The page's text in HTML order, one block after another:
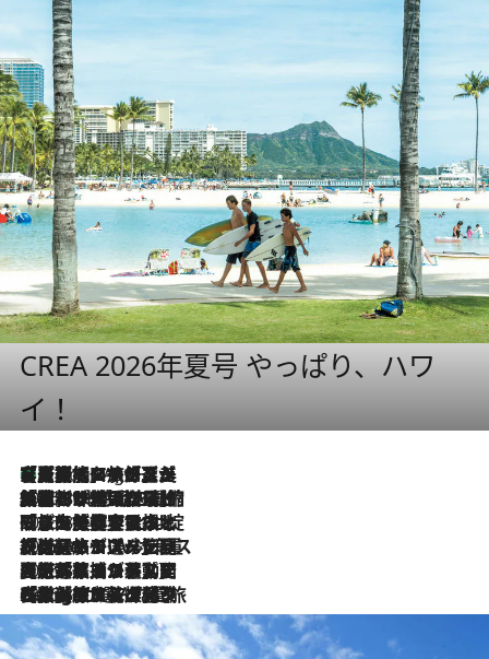
CREA 2026年夏号 やっぱり、ハワ
イ！
1 Hour Ago
【厳選旅コスメ】「多機能アイテムがメイン！」旅好き美容エディターが選んだ夏旅ベストコスメを発表【Mサイズジップ】
2026.8.6
「荷物が増えるほど旅ストレスは増す」美容ジャーナリストがたどり着いた最終結論。“化粧品を劇的に減らす”感動の凝縮美容とは
2026.8.6
「旅先には金髪ウィッグを持参」日本と同じメイクでは損してる!? 美容ジャーナリストが提案する“掟破りの旅美容”とは
2026.8.6
【厳選旅コスメ】「身軽さ＆UV対策重視！」ヘアアーティストshucoが選んだ夏旅ベストコスメを発表【Mサイズジップ】
2026.8.5
【厳選旅コスメ】国内をあちこち移動する河井菜摘が選んだ夏旅ベストコスメ発表！「リラックスアイテムはマスト」【Mサイズジップ】
2026.8.4
【厳選旅コスメ】「紫外線＆乾燥対策しながらメイク感も！」ヘア＆メイクGeorgeが選んだ夏旅ベストコスメを発表！【Mサイズジップ】